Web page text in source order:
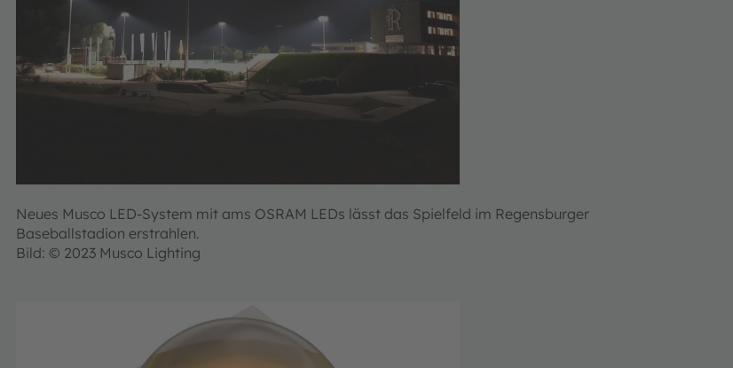
Neues Musco LED-System mit ams OSRAM LEDs lässt das Spielfeld im Regensburger
Baseballstadion erstrahlen.
Bild: © 2023 Musco Lighting